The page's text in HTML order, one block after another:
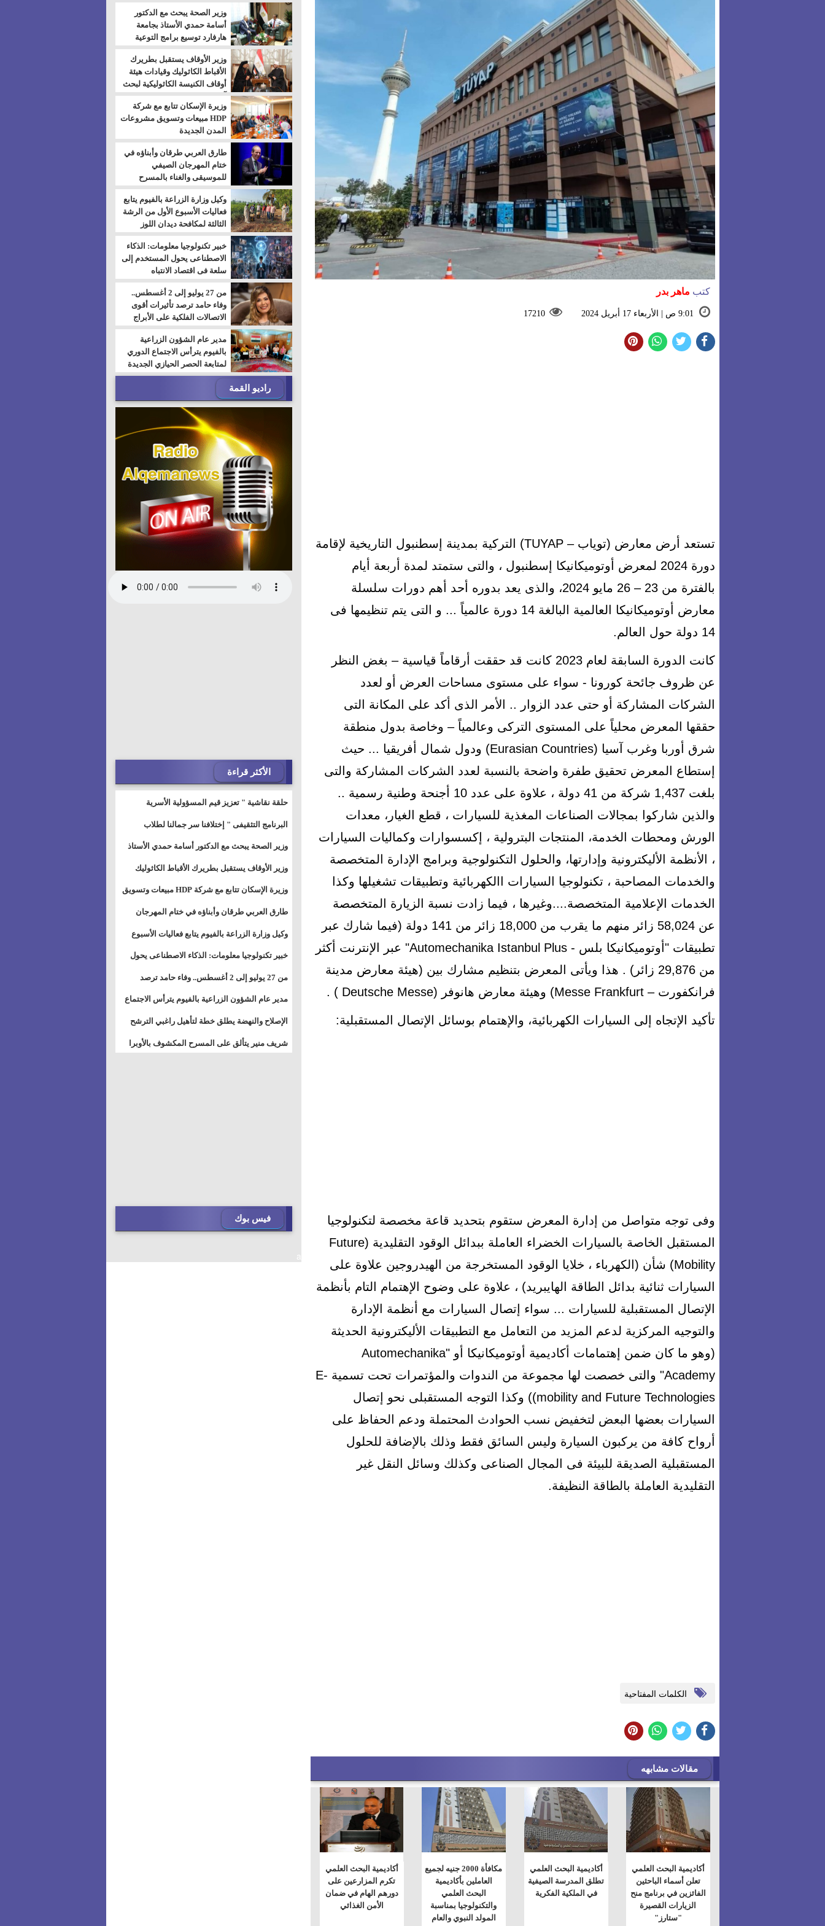
كتب ماهر بدر
9:01 ص | الأربعاء 17 أبريل 2024 17210
تستعد أرض معارض (توياب – TUYAP) التركية بمدينة إسطنبول التاريخية لإقامة
دورة 2024 لمعرض أوتوميكانيكا إسطنبول ، والتى ستمتد لمدة أربعة أيام
بالفترة من 23 – 26 مايو 2024، والذى يعد بدوره أحد أهم دورات سلسلة
معارض أوتوميكانيكا العالمية البالغة 14 دورة عالمياً ... و التى يتم تنظيمها فى
14 دولة حول العالم.
كانت الدورة السابقة لعام 2023 كانت قد حققت أرقاماً قياسية – بغض النظر
عن ظروف جائحة كورونا - سواء على مستوى مساحات العرض أو لعدد
الشركات المشاركة أو حتى عدد الزوار .. الأمر الذى أكد على المكانة التى
حققها المعرض محلياً على المستوى التركى وعالمياً – وخاصة بدول منطقة
شرق أوربا وغرب آسيا (Eurasian Countries) ودول شمال أفريقيا ... حيث
إستطاع المعرض تحقيق طفرة واضحة بالنسبة لعدد الشركات المشاركة والتى
بلغت 1,437 شركة من 41 دولة ، علاوة على عدد 10 أجنحة وطنية رسمية ..
والذين شاركوا بمجالات الصناعات المغذية للسيارات ، قطع الغيار، معدات
الورش ومحطات الخدمة، المنتجات البترولية ، إكسسوارات وكماليات السيارات
، الأنظمة الأليكترونية وإدارتها، والحلول التكنولوجية وبرامج الإدارة المتخصصة
والخدمات المصاحبة ، تكنولوجيا السيارات االكهربائية وتطبيقات تشغيلها وكذا
الخدمات الإعلامية المتخصصة....وغيرها ، فيما زادت نسبة الزيارة المتخصصة
عن 58,024 زائر منهم ما يقرب من 18,000 زائر من 141 دولة (فيما شارك عبر
تطبيقات "أوتوميكانيكا بلس - Automechanika Istanbul Plus" عبر الإنترنت أكثر
من 29,876 زائر) . هذا ويأتى المعرض بتنظيم مشارك بين (هيئة معارض مدينة
فرانكفورت – Messe Frankfurt) وهيئة معارض هانوفر (Deutsche Messe ) .
تأكيد الإتجاه إلى السيارات الكهربائية، والإهتمام بوسائل الإتصال المستقبلية:
وفى توجه متواصل من إدارة المعرض ستقوم بتحديد قاعة مخصصة لتكنولوجيا
المستقبل الخاصة بالسيارات الخضراء العاملة ببدائل الوقود التقليدية (Future
Mobility) شأن (الكهرباء ، خلايا الوقود المستخرجة من الهيدروجين علاوة على
السيارات ثنائية بدائل الطاقة الهايبريد) ، علاوة على وضوح الإهتمام التام بأنظمة
الإتصال المستقبلية للسيارات ... سواء إتصال السيارات مع أنظمة الإدارة
والتوجيه المركزية لدعم المزيد من التعامل مع التطبيقات الأليكترونية الحديثة
(وهو ما كان ضمن إهتمامات أكاديمية أوتوميكانيكا أو "Automechanika
Academy" والتى خصصت لها مجموعة من الندوات والمؤتمرات تحت تسمية E-
mobility and Future Technologies)) وكذا التوجه المستقبلى نحو إتصال
السيارات بعضها البعض لتخفيض نسب الحوادث المحتملة ودعم الحفاظ على
أرواح كافة من يركبون السيارة وليس السائق فقط وذلك بالإضافة للحلول
المستقبلية الصديقة للبيئة فى المجال الصناعى وكذلك وسائل النقل غير
التقليدية العاملة بالطاقة النظيفة.
الكلمات المفتاحية
مقالات مشابهه
أكاديمية البحث العلمي
تعلن أسماء الباحثين
الفائزين في برنامج منح
الزيارات القصيرة
"ستارز"
أكاديمية البحث العلمي
تطلق المدرسة الصيفية
في الملكية الفكرية
مكافأة 2000 جنيه لجميع
العاملين بأكاديمية
البحث العلمي
والتكنولوجيا بمناسبة
المولد النبوي والعام
أكاديمية البحث العلمي
تكرم المزارعين على
دورهم الهام في ضمان
الأمن الغذائي
بالسويس
وزير الصحة يبحث مع الدكتور
أسامة حمدي الأستاذ بجامعة
هارفارد توسيع برامج التوعية
بمرض السكري
وزير الأوقاف يستقبل بطريرك
الأقباط الكاثوليك وقيادات هيئة
أوقاف الكنيسة الكاثوليكية لبحث
آفاق التعاون المشترك
وزيرة الإسكان تتابع مع شركة
HDP مبيعات وتسويق مشروعات
المدن الجديدة
طارق العربي طرقان وأبناؤه في
ختام المهرجان الصيفي
للموسيقى والغناء بالمسرح
المكشوف
وكيل وزارة الزراعة بالفيوم يتابع
فعاليات الأسبوع الأول من الرشة
الثالثة لمكافحة ديدان اللوز
للقطن
خبير تكنولوجيا معلومات: الذكاء
الاصطناعى يحول المستخدم إلى
سلعة فى اقتصاد الانتباه
من 27 يوليو إلى 2 أغسطس..
وفاء حامد ترصد تأثيرات أقوى
الاتصالات الفلكية على الأبراج
مدير عام الشؤون الزراعية
بالفيوم يترأس الاجتماع الدوري
لمتابعة الحصر الحيازي الجديدة
راديو القمة
الأكثر قراءة
حلقة نقاشية " تعزيز قيم المسؤولية الأسرية
البرنامج التثقيفى " إختلافنا سر جمالنا لطلاب
وطالبات ذوى الهمهم" بمدارس التربية الخاصة
وزير الصحة يبحث مع الدكتور أسامة حمدي الأستاذ
بجامعة هارفارد توسيع برامج التوعية بمرض السكري
وزير الأوقاف يستقبل بطريرك الأقباط الكاثوليك
وزيرة الإسكان تتابع مع شركة HDP مبيعات وتسويق
مشروعات المدن الجديدة
طارق العربي طرقان وأبناؤه في ختام المهرجان
الصيفي للموسيقى والغناء بالمسرح المكشوف
وكيل وزارة الزراعة بالفيوم يتابع فعاليات الأسبوع
خبير تكنولوجيا معلومات: الذكاء الاصطناعى يحول
المستخدم إلى سلعة فى اقتصاد الانتباه
من 27 يوليو إلى 2 أغسطس.. وفاء حامد ترصد
تأثيرات أقوى الاتصالات الفلكية على الأبراج
مدير عام الشؤون الزراعية بالفيوم يترأس الاجتماع
الدوري لمتابعة الحصر الحيازي الجديدة
الإصلاح والنهضة يطلق خطة لتأهيل راغبي الترشح
للمجالس الشعبية المحلية ويستعرض خطط أماناته
بالمحافظات
شريف منير يتألق على المسرح المكشوف بالأوبرا
فيس بوك
a